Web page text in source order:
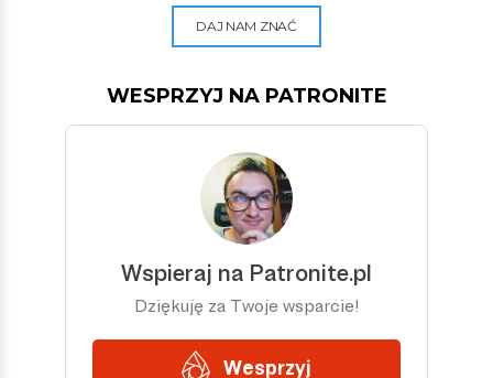
DAJ NAM ZNAĆ
WESPRZYJ NA PATRONITE